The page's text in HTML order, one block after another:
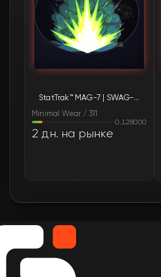
FN
FN
FN
FN
StatTrak™ MAG-7 | SWAG-7 (Minimal Wear)
Minimal Wear / 311
0.128000
2 дн. на рынке